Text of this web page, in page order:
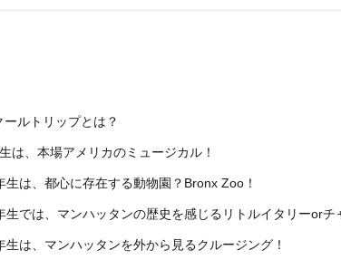
ールトリップとは？
は、本場アメリカのミュージカル！
生は、都心に存在する動物園？Bronx Zoo！
生では、マンハッタンの歴史を感じるリトルイタリーorチ
生は、マンハッタンを外から見るクルージング！